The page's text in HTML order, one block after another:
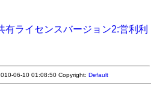
有ライセンスバージョン2:営利利
06-10 01:08:50 Copyright:Default